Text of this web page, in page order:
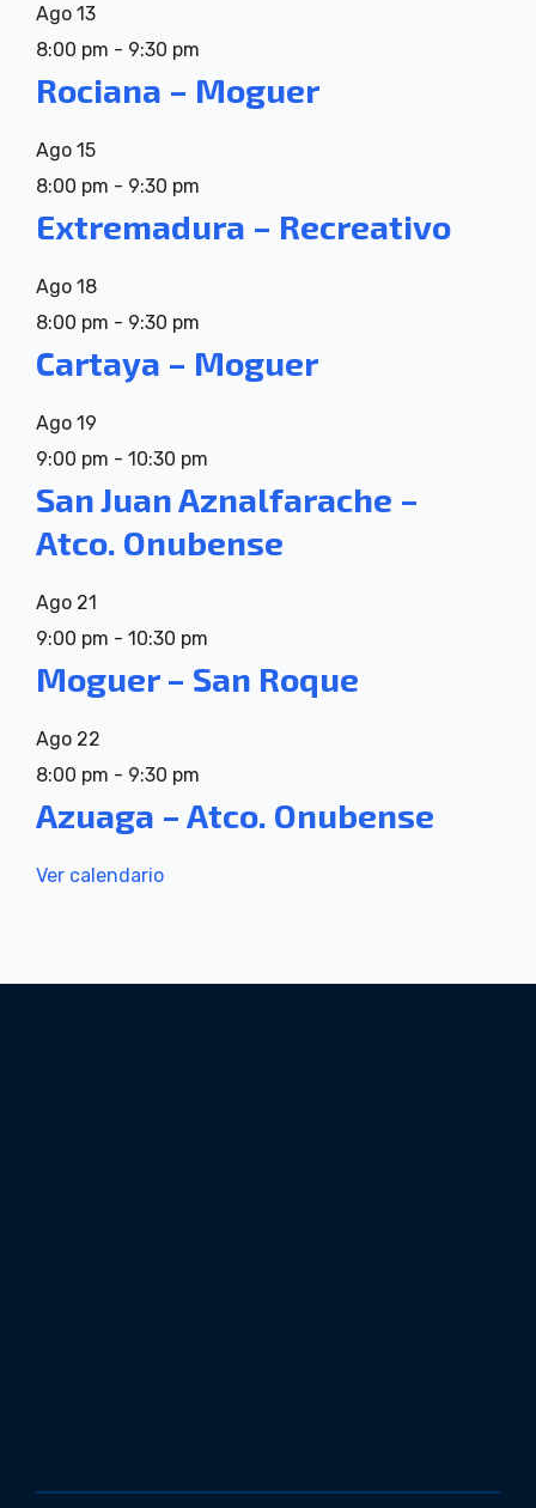
Ago 13
8:00 pm - 9:30 pm
Rociana – Moguer
Ago 15
8:00 pm - 9:30 pm
Extremadura – Recreativo
Ago 18
8:00 pm - 9:30 pm
Cartaya – Moguer
Ago 19
9:00 pm - 10:30 pm
San Juan Aznalfarache –
Atco. Onubense
Ago 21
9:00 pm - 10:30 pm
Moguer – San Roque
Ago 22
8:00 pm - 9:30 pm
Azuaga – Atco. Onubense
Ver calendario